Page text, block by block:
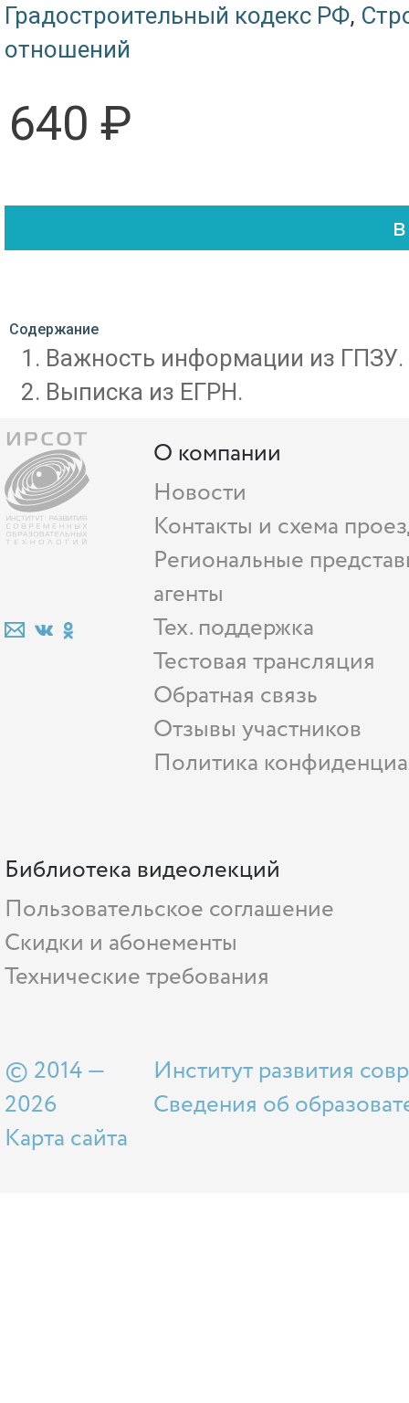
Градостроительный кодекс РФ,
отношений
640 ₽
Содержание
Важность информации из ГПЗУ.
Выписка из ЕГРН.
О компании
Новости
Контакты и схема
Региональные
агенты
Тех. поддержка
Тестовая трансляция
Обратная связь
Отзывы участников
Политика
Библиотека видеолекций
Пользовательское соглашение
Скидки и абонементы
Технические требования
© 2014 —
2026
Карта сайта
Институт развития
Сведения об